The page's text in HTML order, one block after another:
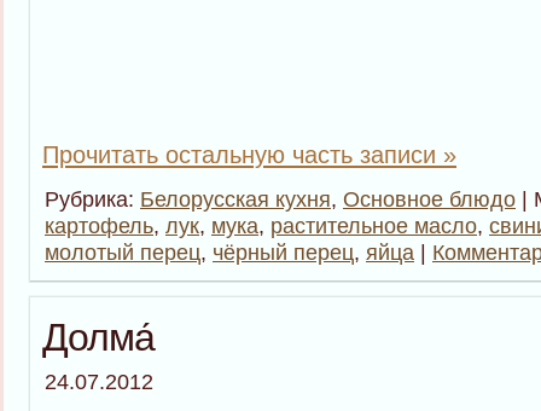
Прочитать остальную часть записи »
Рубрика: Белорусская кухня, Основное блюдо |
картофель, лук, мука, растительное масло,
молотый перец, чёрный перец, яйца |
Долма́
24.07.2012